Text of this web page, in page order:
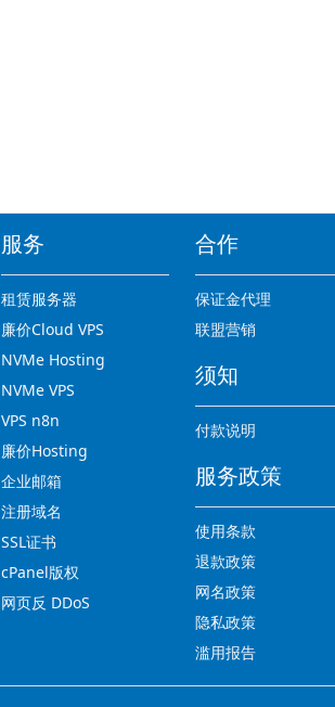
服务
租赁服务器
廉价Cloud VPS
NVMe Hosting
NVMe VPS
VPS n8n
廉价Hosting
企业邮箱
注册域名
SSL证书
cPanel版权
网页反 DDoS
合作
保证金代理
联盟营销
须知
付款说明
服务政策
使用条款
退款政策
网名政策
隐私政策
滥用报告